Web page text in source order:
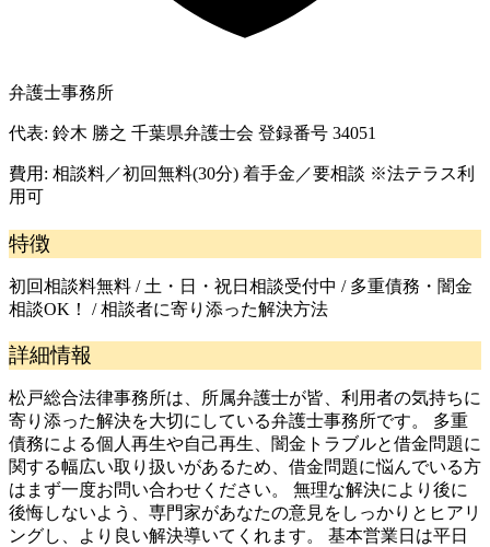
弁護士事務所
代表: 鈴木 勝之 千葉県弁護士会 登録番号 34051
費用: 相談料／初回無料(30分) 着手金／要相談 ※法テラス利
用可
特徴
初回相談料無料 / 土・日・祝日相談受付中 / 多重債務・闇金
相談OK！ / 相談者に寄り添った解決方法
詳細情報
松戸総合法律事務所は、所属弁護士が皆、利用者の気持ちに
寄り添った解決を大切にしている弁護士事務所です。 多重
債務による個人再生や自己再生、闇金トラブルと借金問題に
関する幅広い取り扱いがあるため、借金問題に悩んでいる方
はまず一度お問い合わせください。 無理な解決により後に
後悔しないよう、専門家があなたの意見をしっかりとヒアリ
ングし、より良い解決導いてくれます。 基本営業日は平日